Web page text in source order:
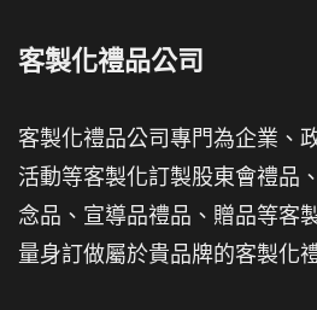
客製化禮品公司
客製化禮品公司專門為企業、
活動等客製化訂製股東會禮品
念品、宣導品禮品、贈品等客
量身訂做屬於貴品牌的客製化